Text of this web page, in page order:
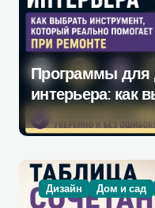
Программы для
интерьера: как
инструмент,
действительно
ремонте
Дизайн Дом и сад